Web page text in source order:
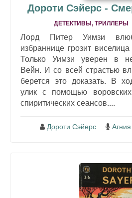
Дороти Сэйерс -
ДЕТЕКТИВЫ, ТРИЛЛЕРЫ
Лорд Питер Уимзи
избраннице грозит
Только Уимзи уверен в
Вейн. И со всей страстью
берется это доказать. В
улик с помощью
спиритических сеансов....
Дороти Сэйерс Агния